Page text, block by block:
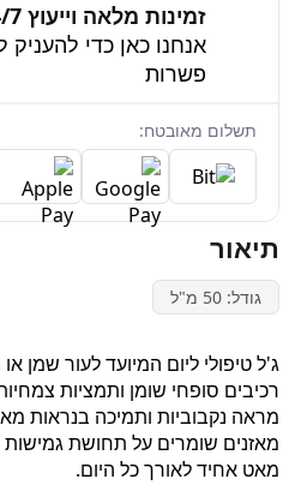
זמינות מלאה וייעוץ 24/7
אנחנו כאן כדי להעניק
פשרות
תשלום מאובטח:
תיאור
גודל: 50 מ"ל
ג'ל טיפולי ליום המיועד לעור שמן
רכיבים סופחי שומן ותמציות
מראה נקבוביות ותמיכה בנראות
מאזנים שומרים על תחושת גמישות
מאט אחיד לאורך כל היום.